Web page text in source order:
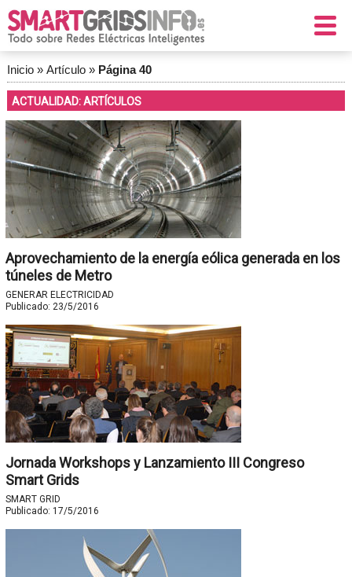
Inicio» Artículo» Página 40
ACTUALIDAD: ARTÍCULOS
Aprovechamiento de la energía eólica generada en los
túneles de Metro
GENERAR ELECTRICIDAD
Publicado: 23/5/2016
Jornada Workshops y Lanzamiento III Congreso
Smart Grids
SMART GRID
Publicado: 17/5/2016